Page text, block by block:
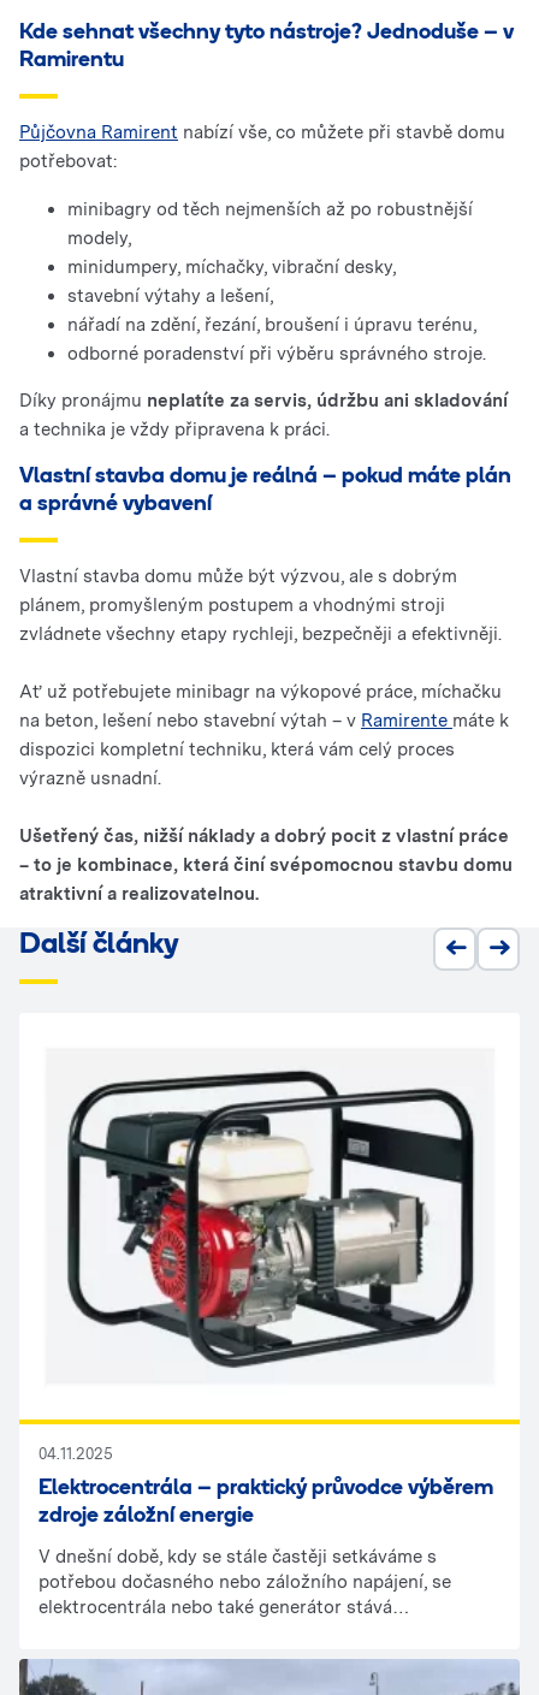
Kde sehnat všechny tyto nástroje? Jednoduše – v
Ramirentu
Půjčovna Ramirent nabízí vše, co můžete při stavbě domu
potřebovat:
minibagry od těch nejmenších až po robustnější
modely,
minidumpery, míchačky, vibrační desky,
stavební výtahy a lešení,
nářadí na zdění, řezání, broušení i úpravu terénu,
odborné poradenství při výběru správného stroje.
Díky pronájmu neplatíte za servis, údržbu ani skladování
a technika je vždy připravena k práci.
Vlastní stavba domu je reálná – pokud máte plán
a správné vybavení
Vlastní stavba domu může být výzvou, ale s dobrým
plánem, promyšleným postupem a vhodnými stroji
zvládnete všechny etapy rychleji, bezpečněji a efektivněji.
Ať už potřebujete minibagr na výkopové práce, míchačku
na beton, lešení nebo stavební výtah – v Ramirente máte k
dispozici kompletní techniku, která vám celý proces
výrazně usnadní.
Ušetřený čas, nižší náklady a dobrý pocit z vlastní práce
– to je kombinace, která činí svépomocnou stavbu domu
atraktivní a realizovatelnou.
Další články
04.11.2025
Elektrocentrála – praktický průvodce výběrem
zdroje záložní energie
V dnešní době, kdy se stále častěji setkáváme s
potřebou dočasného nebo záložního napájení, se
elektrocentrála nebo také generátor stává
rekonstrukci, stavební práce, kulturní akce v exteriéru
nebo zabezpečení energie na místech bez přístupu k